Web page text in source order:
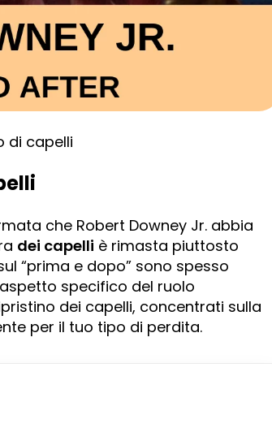
di capelli
che Robert Downey Jr. abbia
dei capelli è rimasta piuttosto
“prima e dopo” sono spesso
specifico del ruolo
dei capelli, concentrati sulla
per il tuo tipo di perdita.